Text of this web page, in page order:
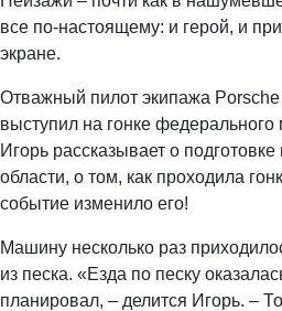
все по-настоящему: и герой, и
экране.
Отважный пилот экипажа
выступил на гонке
Игорь рассказывает о
области, о том, как проходила
событие изменило его!
Машину несколько раз
из песка. «Езда по песку
планировал, – делится Игорь. –